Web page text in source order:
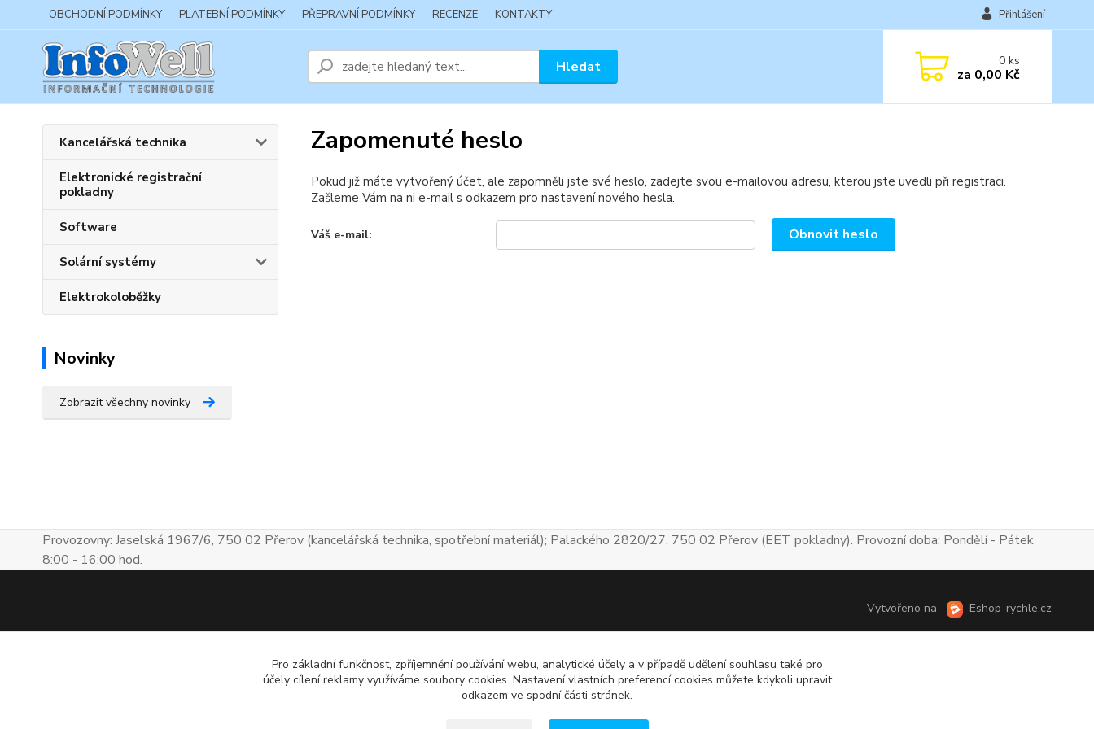
OBCHODNÍ PODMÍNKY PLATEBNÍ PODMÍNKY PŘEPRAVNÍ PODMÍNKY RECENZE KONTAKTY Přihlášení
Hledat 0ks
za 0,00 Kč
Kancelářská technika
Elektronické registrační
pokladny
Software
Solární systémy
Elektrokoloběžky
Novinky
Zobrazit všechny novinky
Zapomenuté heslo
Pokud již máte vytvořený účet, ale zapomněli jste své heslo, zadejte svou e-mailovou adresu, kterou jste uvedli při registraci.
Zašleme Vám na ni e-mail s odkazem pro nastavení nového hesla.
Váš e-mail: Obnovit heslo
Provozovny: Jaselská 1967/6, 750 02 Přerov (kancelářská technika, spotřební materiál); Palackého 2820/27, 750 02 Přerov (EET pokladny). Provozní doba: Pondělí - Pátek
8:00 - 16:00 hod.
Vytvořeno na Eshop-rychle.cz
Pro základní funkčnost, zpříjemnění používání webu, analytické účely a v případě udělení souhlasu také pro
účely cílení reklamy využíváme soubory cookies. Nastavení vlastních preferencí cookies můžete kdykoli upravit
odkazem ve spodní části stránek.